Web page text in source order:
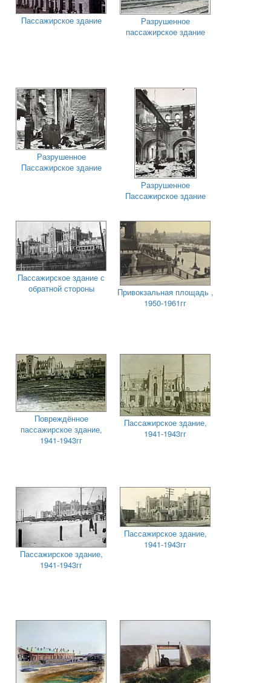
Пассажирское здание
Разрушенное
пассажирское здание
Разрушенное
Пассажирское здание
Разрушенное
Пассажирское здание
Пассажирское здание с
обратной стороны
Привокзальная площадь ,
1950-1961гг
Повреждённое
пассажирское здание,
1941-1943гг
Пассажирское здание,
1941-1943гг
Пассажирское здание,
1941-1943гг
Пассажирское здание,
1941-1943гг